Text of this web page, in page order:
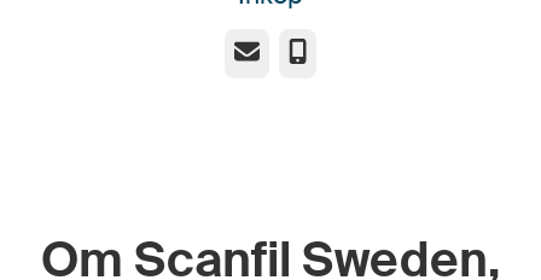
E-post Telefon
Om Scanfil Sweden,